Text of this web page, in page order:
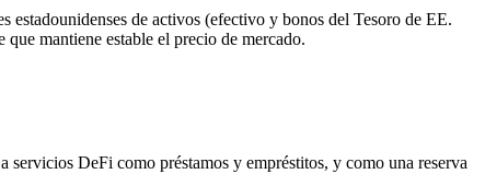
de activos (efectivo y bonos del Tesoro de EE.
mantiene estable el precio de mercado.
servicios DeFi como préstamos y empréstitos, y como una reserva